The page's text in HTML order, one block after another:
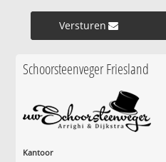
Versturen »
Schoorsteenveger Friesland
Kantoor